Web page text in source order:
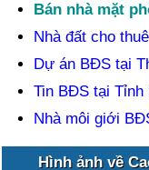
Bán nhà mặt
Nhà đất cho
Dự án BĐS tại
Tin BĐS tại Tỉnh
Nhà môi giới
Hình ảnh về